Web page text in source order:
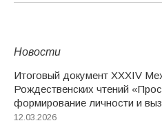
Новости
Итоговый документ XXХIV
Рождественских чтений
формирование личности и
12.03.2026